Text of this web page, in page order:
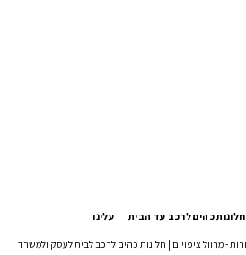
חלונות כהים לרכב עד הבית עלינו
מרוול ציפויים | חלונות כהים לרכב לבית לעסק ולמשרד